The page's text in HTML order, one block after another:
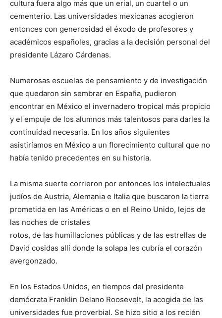
cultura fuera algo más que un erial, un cuartel o un
cementerio. Las universidades mexicanas acogieron
entonces con generosidad el éxodo de profesores y
académicos españoles, gracias a la decisión personal del
presidente Lázaro Cárdenas.
Numerosas escuelas de pensamiento y de investigación
que quedaron sin sembrar en España, pudieron
encontrar en México el invernadero tropical más propicio
y el empuje de los alumnos más talentosos para darles la
continuidad necesaria. En los años siguientes
asistiríamos en México a un florecimiento cultural que no
había tenido precedentes en su historia.
La misma suerte corrieron por entonces los intelectuales
judíos de Austria, Alemania e Italia que buscaron la tierra
prometida en las Américas o en el Reino Unido, lejos de
las noches de cristales
rotos, de las humillaciones públicas y de las estrellas de
David cosidas allí donde la solapa les cubría el corazón
avergonzado.
En los Estados Unidos, en tiempos del presidente
demócrata Franklin Delano Roosevelt, la acogida de las
universidades fue proverbial. Se hizo sitio a los recién